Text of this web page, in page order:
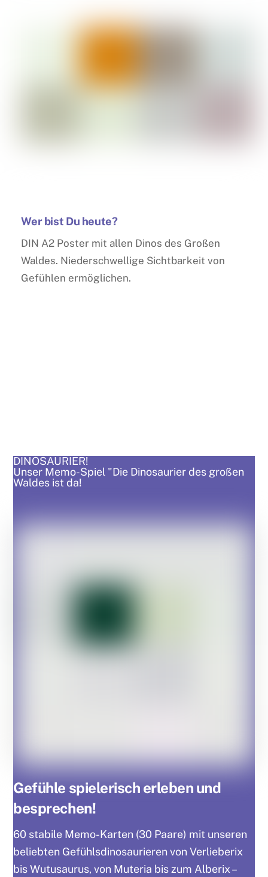
Wer bist Du heute?
DIN A2 Poster mit allen Dinos des Großen
Waldes. Niederschwellige Sichtbarkeit von
Gefühlen ermöglichen.
DINOSAURIER!
Unser Memo-Spiel "Die Dinosaurier des großen
Waldes ist da!
Gefühle spielerisch erleben und
besprechen!
60 stabile Memo-Karten (30 Paare) mit unseren
beliebten Gefühlsdinosaurieren von Verlieberix
bis Wutusaurus, von Muteria bis zum Alberix –